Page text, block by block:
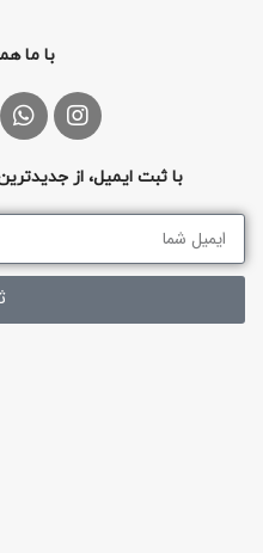
با ما
با ثبت ایمیل، از